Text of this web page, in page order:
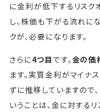
に金利が低下するリスク
し、株価も下がる流れに
クが、必要になります。
さらに4つ目です。金の価
ます。実質金利がマイナ
ずに推移していますので
いうことは、金に対する